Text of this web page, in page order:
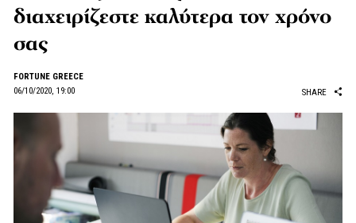
διαχειρίζεστε καλύτερα τον χρόνο
σας
FORTUNE GREECE
06/10/2020, 19:00
SHARE